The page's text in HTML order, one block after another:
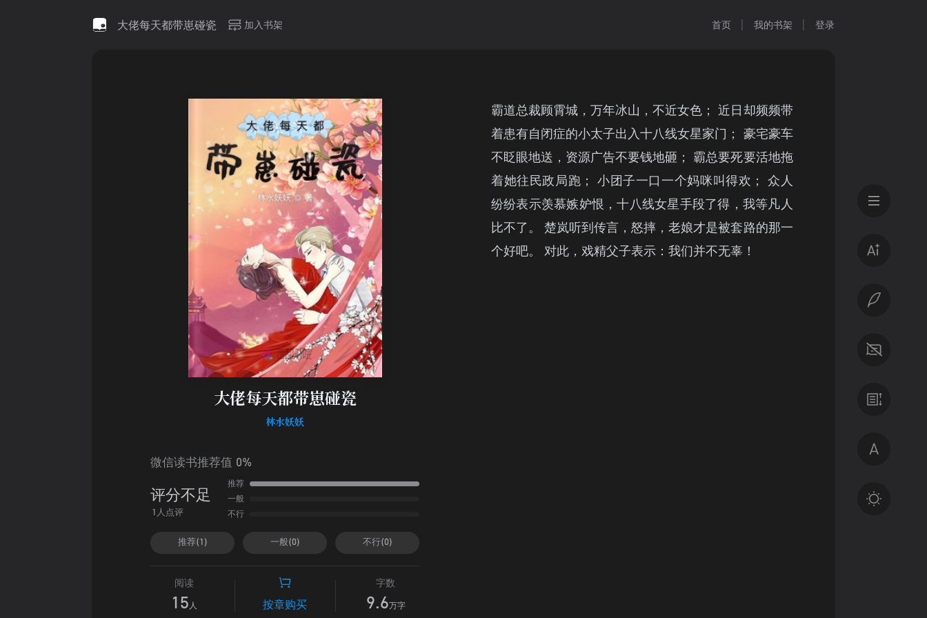
大佬每天都带崽碰瓷 加入书架 首页 我的书架 登录
大佬每天都带崽碰瓷
林水妖妖
微信读书推荐值 0%
评分不足
1人点评
推荐
一般
不行
推荐(1) 一般(0) 不行(0)
阅读
15 人 按章购买
字数
9.6万字
霸道总裁顾霄城，万年冰山，不近女色； 近日却频频带
着患有自闭症的小太子出入十八线女星家门； 豪宅豪车
不眨眼地送，资源广告不要钱地砸； 霸总要死要活地拖
着她往民政局跑； 小团子一口一个妈咪叫得欢； 众人
纷纷表示羡慕嫉妒恨，十八线女星手段了得，我等凡人
比不了。 楚岚听到传言，怒摔，老娘才是被套路的那一
个好吧。 对此，戏精父子表示：我们并不无辜！